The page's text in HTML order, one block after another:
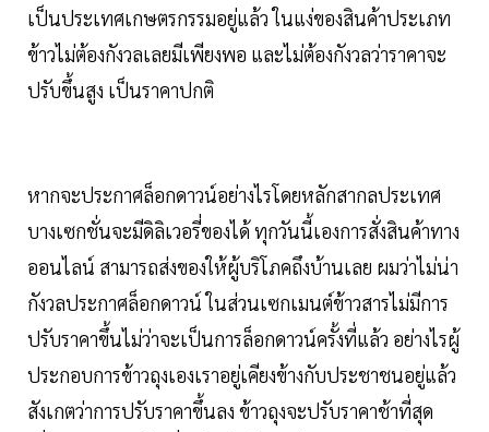
เป็นประเทศเกษตรกรรมอยู่แล้ว ในแง่ของสินค้าประเภท
ข้าวไม่ต้องกังวลเลยมีเพียงพอ และไม่ต้องกังวลว่าราคาจะ
ปรับขึ้นสูง เป็นราคาปกติ
หากจะประกาศล็อกดาวน์อย่างไรโดยหลักสากลประเทศ
บางเซกชั่นจะมีดิลิเวอรี่ของได้ ทุกวันนี้เองการสั่งสินค้าทาง
ออนไลน์ สามารถส่งของให้ผู้บริโภคถึงบ้านเลย ผมว่าไม่น่า
กังวลประกาศล็อกดาวน์ ในส่วนเซกเมนต์ข้าวสารไม่มีการ
ปรับราคาขึ้นไม่ว่าจะเป็นการล็อกดาวน์ครั้งที่แล้ว อย่างไรผู้
ประกอบการข้าวถุงเองเราอยู่เคียงข้างกับประชาชนอยู่แล้ว
สังเกตว่าการปรับราคาขึ้นลง ข้าวถุงจะปรับราคาช้าที่สุด